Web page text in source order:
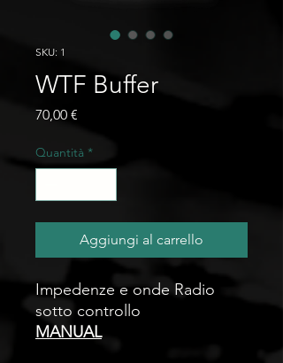
SKU: 1
WTF Buffer
70,00 €
Quantità *
Aggiungi al carrello
Impedenze e onde Radio
sotto controllo
MANUAL